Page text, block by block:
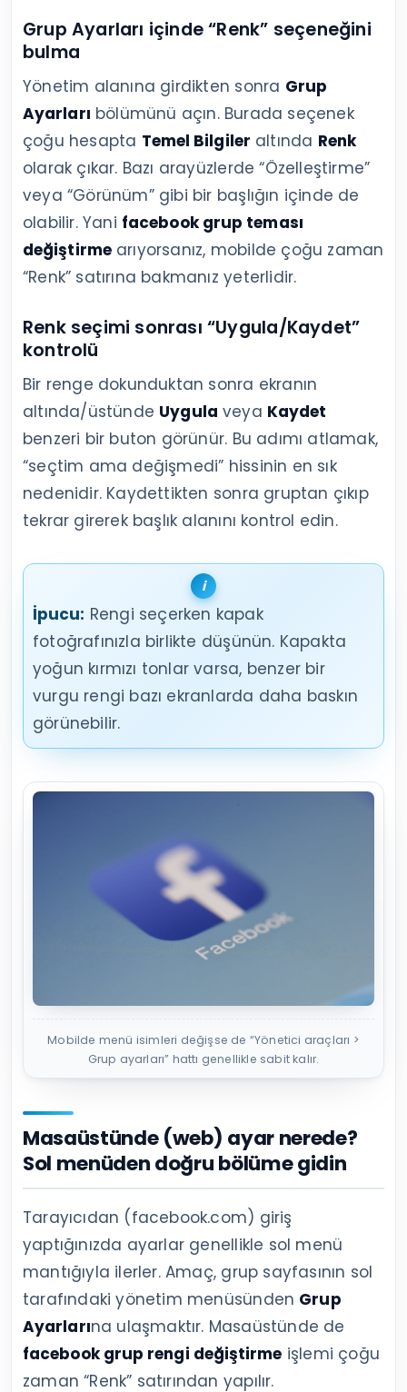
Grup Ayarları içinde “Renk” seçeneğini
bulma
Yönetim alanına girdikten sonra Grup
Ayarları bölümünü açın. Burada seçenek
çoğu hesapta Temel Bilgiler altında Renk
olarak çıkar. Bazı arayüzlerde “Özelleştirme”
veya “Görünüm” gibi bir başlığın içinde de
olabilir. Yani facebook grup teması
değiştirmearıyorsanız, mobilde çoğu zaman
“Renk” satırına bakmanız yeterlidir.
Renk seçimi sonrası “Uygula/Kaydet”
kontrolü
Bir renge dokunduktan sonra ekranın
altında/üstünde Uygula veya Kaydet
benzeri bir buton görünür. Bu adımı atlamak,
“seçtim ama değişmedi” hissinin en sık
nedenidir. Kaydettikten sonra gruptan çıkıp
tekrar girerek başlık alanını kontrol edin.
İpucu: Rengi seçerken kapak
fotoğrafınızla birlikte düşünün. Kapakta
yoğun kırmızı tonlar varsa, benzer bir
vurgu rengi bazı ekranlarda daha baskın
görünebilir.
Mobilde menü isimleri değişse de “Yönetici araçları >
Grup ayarları” hattı genellikle sabit kalır.
Masaüstünde (web) ayar nerede?
Sol menüden doğru bölüme gidin
Tarayıcıdan (facebook.com) giriş
yaptığınızda ayarlar genellikle sol menü
mantığıyla ilerler. Amaç, grup sayfasının sol
tarafındaki yönetim menüsünden Grup
Ayarlarına ulaşmaktır. Masaüstünde de
facebook grup rengi değiştirme işlemi çoğu
zaman “Renk” satırından yapılır.